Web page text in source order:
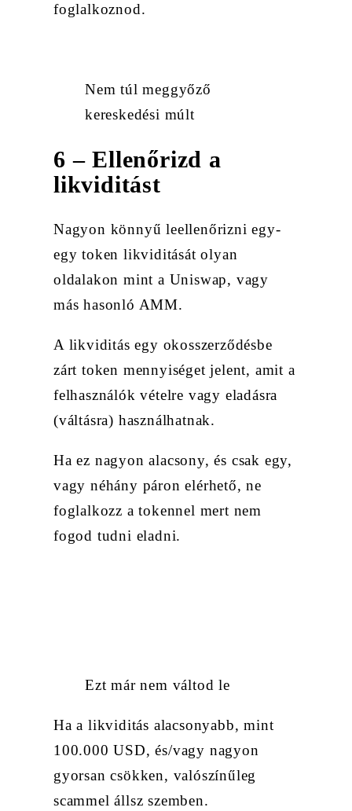
foglalkoznod.
Nem túl meggyőző
kereskedési múlt
6 – Ellenőrizd a
likviditást
Nagyon könnyű leellenőrizni egy-
egy token likviditását olyan
oldalakon mint a Uniswap, vagy
más hasonló AMM.
A likviditás egy okosszerződésbe
zárt token mennyiséget jelent, amit a
felhasználók vételre vagy eladásra
(váltásra) használhatnak.
Ha ez nagyon alacsony, és csak egy,
vagy néhány páron elérhető, ne
foglalkozz a tokennel mert nem
fogod tudni eladni.
Ezt már nem váltod le
Ha a likviditás alacsonyabb, mint
100.000 USD, és/vagy nagyon
gyorsan csökken, valószínűleg
scammel állsz szemben.